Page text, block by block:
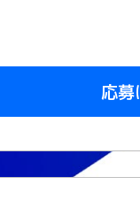
応募